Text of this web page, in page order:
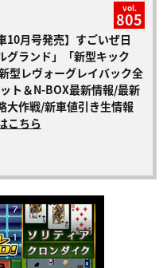
vol.
805
10月号発売】すごいぜ日
グランド」「新型キック
型レヴォーグレイバック全
ト＆N-BOX最新情報/最新
大作戦/新車値引き生情報
こちら